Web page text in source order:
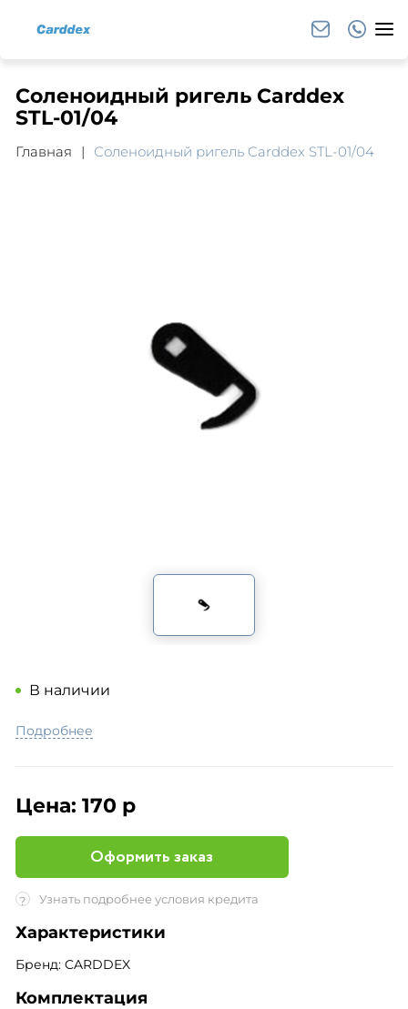
Соленоидный ригель Carddex
STL-01/04
Главная Соленоидный ригель Carddex STL-01/04
В наличии
Подробнее
Цена: 170 р
Оформить заказ
? Узнать подробнее условия кредита
Характеристики
Бренд: CARDDEX
Комплектация